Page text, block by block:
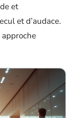
et
et d’audace.